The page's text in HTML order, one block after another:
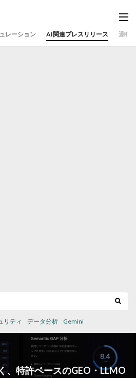
レーション AI関連プレスリリース 運営
リティ データ分析 Gemini
、特許ベースのGEO・LLMO